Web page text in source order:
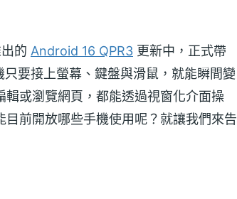
的 Android 16 QPR3 更新中，正式帶
要接上螢幕、鍵盤與滑鼠，就能瞬間變
或瀏覽網頁，都能透過視窗化介面操
前開放哪些手機使用呢？就讓我們來告